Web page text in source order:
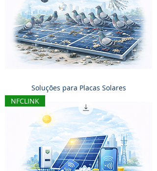
Soluções para Placas Solares
NFCLINK